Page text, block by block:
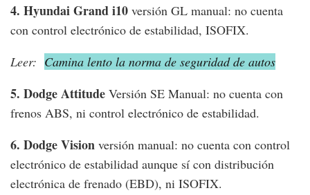
4. Hyundai Grand i10 versión GL manual: no cuenta
con control electrónico de estabilidad, ISOFIX.
Leer: Camina lento la norma de seguridad de autos
5. Dodge Attitude Versión SE Manual: no cuenta con
frenos ABS, ni control electrónico de estabilidad.
6. Dodge Vision versión manual: no cuenta con control
electrónico de estabilidad aunque sí con distribución
electrónica de frenado (EBD), ni ISOFIX.